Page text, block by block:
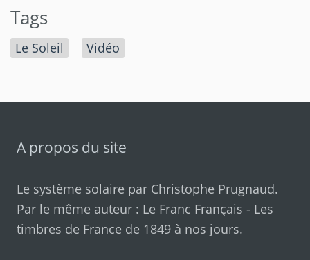
Tags
Le Soleil Vidéo
A propos du site
Le système solaire par Christophe Prugnaud.
Par le même auteur : Le Franc Français - Les
timbres de France de 1849 à nos jours.